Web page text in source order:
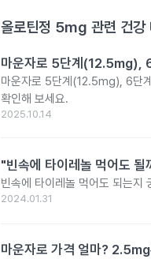
올로틴정 5mg 관련 건강
마운자로 5단계(12.5mg),
마운자로 5단계(12.5mg), 6단
확인해 보세요.
2025.10.14
"빈속에 타이레놀 먹어도 될
빈속에 타이레놀 먹어도 되는지
2024.01.31
마운자로 가격 얼마?